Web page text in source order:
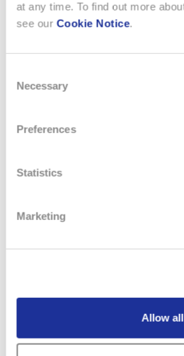
at any time. To find out more
see our Cookie Notice.
Selection
Necessary
Preferences
Statistics
Marketing
Allow all
ambassadeur de la Marque
ambitions. L’…